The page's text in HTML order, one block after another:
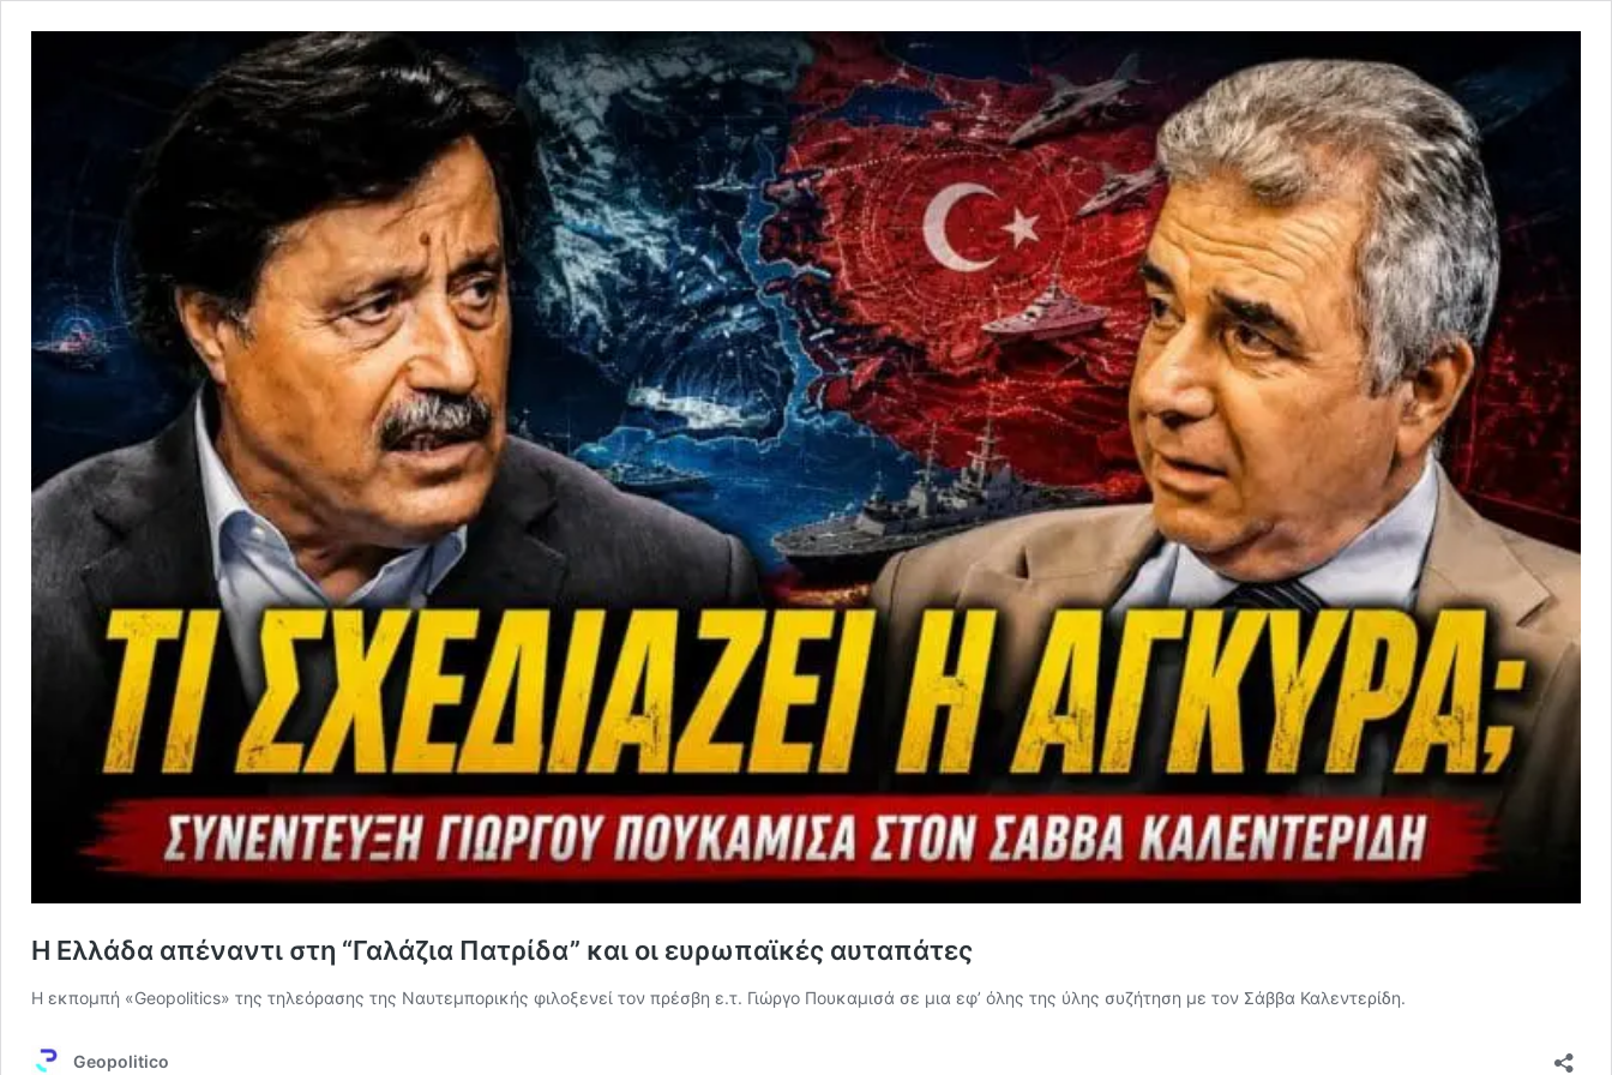
Η Ελλάδα απέναντι στη “Γαλάζια Πατρίδα” και οι ευρωπαϊκές αυταπάτες
Η εκπομπή «Geopolitics» της τηλεόρασης της Ναυτεμπορικής φιλοξενεί τον πρέσβη ε.τ. Γιώργο Πουκαμισά σε μια εφ’ όλης της ύλης συζήτηση με τον Σάββα Καλεντερίδη.
Geopolitico